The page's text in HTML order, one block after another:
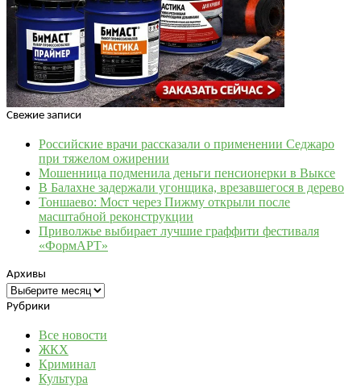
Свежие записи
Российские врачи рассказали о применении Седжаро
при тяжелом ожирении
Мошенница подменила деньги пенсионерки в Выксе
В Балахне задержали угонщика, врезавшегося в дерево
Тоншаево: Мост через Пижму открыли после
масштабной реконструкции
Приволжье выбирает лучшие граффити фестиваля
«ФормАРТ»
Архивы
Архивы
Рубрики
Все новости
ЖКХ
Криминал
Культура